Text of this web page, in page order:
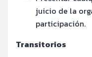
juicio de la
participación.
Transitorios